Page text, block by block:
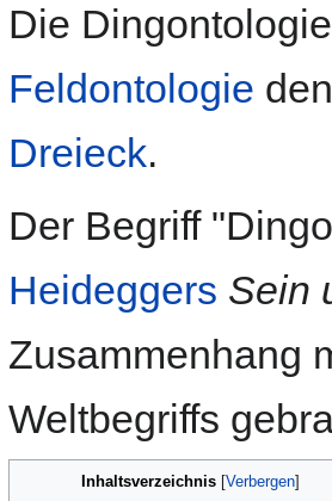
Die
Feldontologie
Dreieck.
Der Begriff
Heideggers Sein
Zusammenhang
Weltbegriffs
Inhaltsverzeichnis